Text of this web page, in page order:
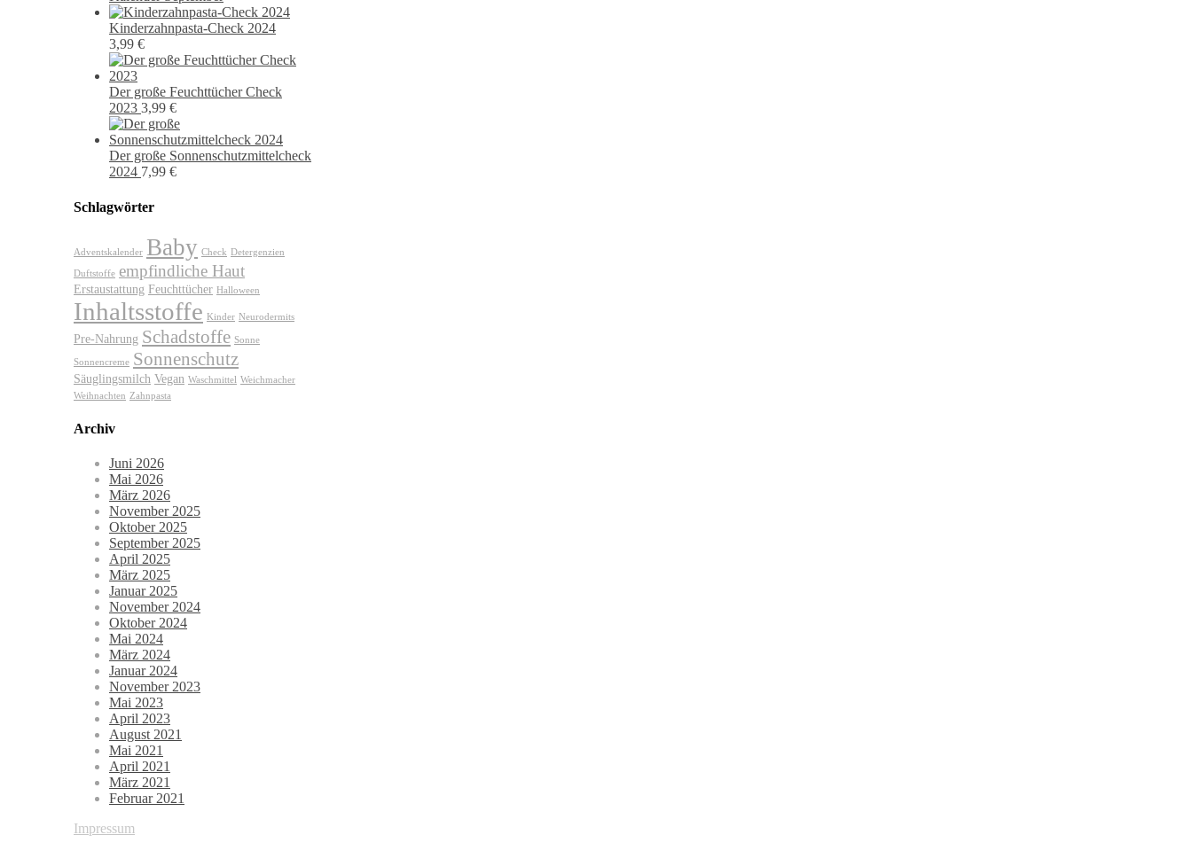
Kinderzahnpasta-Check 2024
3,99 €
Der große Feuchttücher Check
2023 3,99 €
Der große Sonnenschutzmittelcheck
2024 7,99 €
Schlagwörter
Adventskalender Baby Check Detergenzien
Duftstoffe empfindliche Haut
Erstaustattung Feuchttücher Halloween
Inhaltsstoffe Kinder Neurodermits
Pre-Nahrung Schadstoffe Sonne
Sonnencreme Sonnenschutz
Säuglingsmilch Vegan Waschmittel Weichmacher
Weihnachten Zahnpasta
Archiv
Juni 2026
Mai 2026
März 2026
November 2025
Oktober 2025
September 2025
April 2025
März 2025
Januar 2025
November 2024
Oktober 2024
Mai 2024
März 2024
Januar 2024
November 2023
Mai 2023
April 2023
August 2021
Mai 2021
April 2021
März 2021
Februar 2021
Impressum